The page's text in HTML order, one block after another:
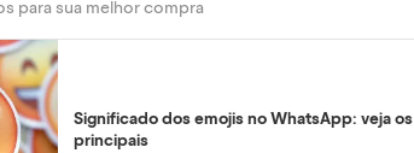
para sua melhor compra
Significado dos emojis no WhatsApp: veja os
principais